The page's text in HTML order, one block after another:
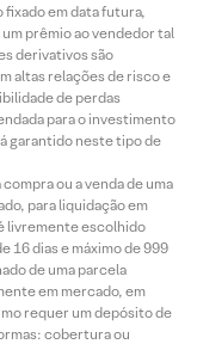
em data futura,
prêmio ao vendedor tal
derivativos são
altas relações de risco e
de perdas
para o investimento
garantido neste tipo de
ou a venda de uma
para liquidação em
livremente escolhido
16 dias e máximo de 999
de uma parcela
em mercado, em
requer um depósito de
cobertura ou